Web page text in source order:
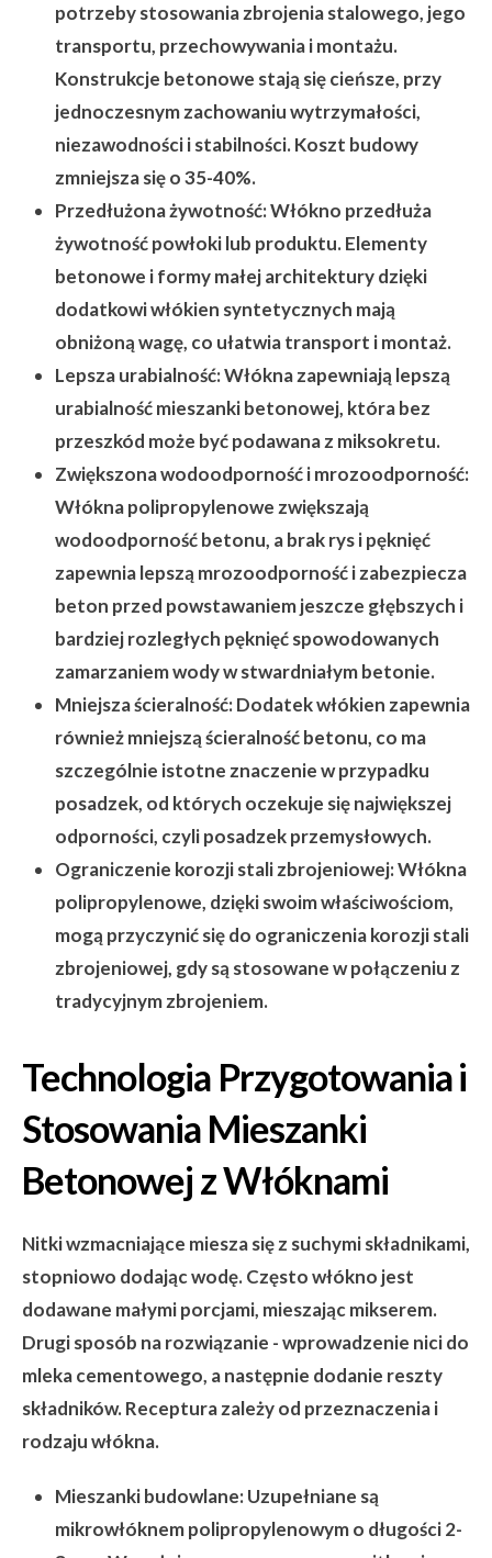
potrzeby stosowania zbrojenia stalowego, jego
transportu, przechowywania i montażu.
Konstrukcje betonowe stają się cieńsze, przy
jednoczesnym zachowaniu wytrzymałości,
niezawodności i stabilności. Koszt budowy
zmniejsza się o 35-40%.
Przedłużona żywotność:Włókno przedłuża
żywotność powłoki lub produktu. Elementy
betonowe i formy małej architektury dzięki
dodatkowi włókien syntetycznych mają
obniżoną wagę, co ułatwia transport i montaż.
Lepsza urabialność:Włókna zapewniają lepszą
urabialność mieszanki betonowej, która bez
przeszkód może być podawana z miksokretu.
Zwiększona wodoodporność i mrozoodporność:
Włókna polipropylenowe zwiększają
wodoodporność betonu, a brak rys i pęknięć
zapewnia lepszą mrozoodporność i zabezpiecza
beton przed powstawaniem jeszcze głębszych i
bardziej rozległych pęknięć spowodowanych
zamarzaniem wody w stwardniałym betonie.
Mniejsza ścieralność:Dodatek włókien zapewnia
również mniejszą ścieralność betonu, co ma
szczególnie istotne znaczenie w przypadku
posadzek, od których oczekuje się największej
odporności, czyli posadzek przemysłowych.
Ograniczenie korozji stali zbrojeniowej:Włókna
polipropylenowe, dzięki swoim właściwościom,
mogą przyczynić się do ograniczenia korozji stali
zbrojeniowej, gdy są stosowane w połączeniu z
tradycyjnym zbrojeniem.
Technologia Przygotowania i
Stosowania Mieszanki
Betonowej z Włóknami
Nitki wzmacniające miesza się z suchymi składnikami,
stopniowo dodając wodę. Często włókno jest
dodawane małymi porcjami, mieszając mikserem.
Drugi sposób na rozwiązanie - wprowadzenie nici do
mleka cementowego, a następnie dodanie reszty
składników. Receptura zależy od przeznaczenia i
rodzaju włókna.
Mieszanki budowlane:Uzupełniane są
mikrowłóknem polipropylenowym o długości 2-